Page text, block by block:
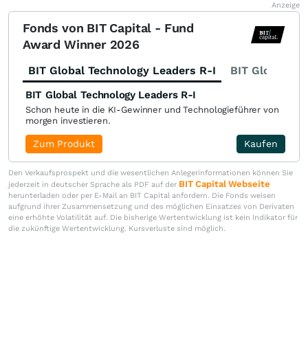
Anzeige
Fonds von BIT Capital - Fund
Award Winner 2026
BIT Global Technology Leaders R-I BIT Global
BIT Global Technology Leaders R-I
Schon heute in die KI-Gewinner und Technologieführer von
morgen investieren.
Kaufen
Zum Produkt
Den Verkaufsprospekt und die wesentlichen Anlegerinformationen können Sie
jederzeit in deutscher Sprache als PDF auf der BIT Capital Webseite
herunterladen oder per E-Mail an BIT Capital anfordern. Die Fonds weisen
aufgrund ihrer Zusammensetzung und des möglichen Einsatzes von Derivaten
eine erhöhte Volatilität auf. Die bisherige Wertentwicklung ist kein Indikator für
die zukünftige Wertentwicklung. Kursverluste sind möglich.